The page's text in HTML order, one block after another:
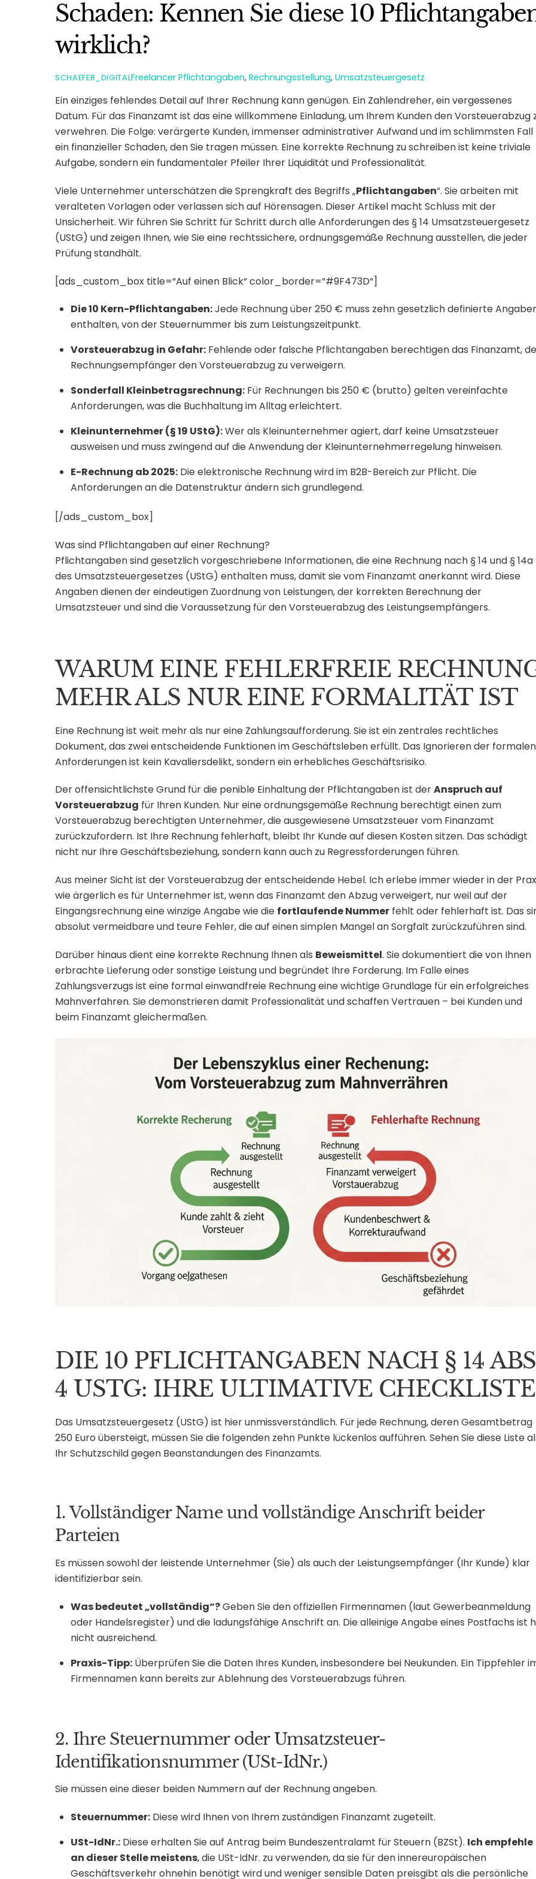
Schaden: Kennen Sie diese 10
wirklich?
SCHAEFER_DIGITALFreelancer Pflichtangaben,Rechnungsstellung,Umsatzsteuergesetz
Ein einziges fehlendes Detail auf Ihrer Rechnung kann genügen. Ein Zahlendreher, ein vergessenes
Datum. Für das Finanzamt ist das eine willkommene Einladung, um Ihrem Kunden den Vorsteuerabzug
verwehren. Die Folge: verärgerte Kunden, immenser administrativer Aufwand und im schlimmsten Fall
ein finanzieller Schaden, den Sie tragen müssen. Eine korrekte Rechnung zu schreiben ist keine triviale
Aufgabe, sondern ein fundamentaler Pfeiler Ihrer Liquidität und Professionalität.
Viele Unternehmer unterschätzen die Sprengkraft des Begriffs „Pflichtangaben“. Sie arbeiten mit
veralteten Vorlagen oder verlassen sich auf Hörensagen. Dieser Artikel macht Schluss mit der
Unsicherheit. Wir führen Sie Schritt für Schritt durch alle Anforderungen des § 14 Umsatzsteuergesetz
(UStG) und zeigen Ihnen, wie Sie eine rechtssichere, ordnungsgemäße Rechnung ausstellen, die jeder
Prüfung standhält.
[ads_custom_box title=“Auf einen Blick“ color_border=“#9F473D“]
Die 10 Kern-Pflichtangaben:Jede Rechnung über 250 € muss zehn gesetzlich definierte
enthalten, von der Steuernummer bis zum Leistungszeitpunkt.
Vorsteuerabzug in Gefahr:Fehlende oder falsche Pflichtangaben berechtigen das Finanzamt,
Rechnungsempfänger den Vorsteuerabzug zu verweigern.
Sonderfall Kleinbetragsrechnung:Für Rechnungen bis 250 € (brutto) gelten vereinfachte
Anforderungen, was die Buchhaltung im Alltag erleichtert.
Kleinunternehmer (§ 19 UStG):Wer als Kleinunternehmer agiert, darf keine Umsatzsteuer
ausweisen und muss zwingend auf die Anwendung der Kleinunternehmerregelung hinweisen.
E-Rechnung ab 2025:Die elektronische Rechnung wird im B2B-Bereich zur Pflicht. Die
Anforderungen an die Datenstruktur ändern sich grundlegend.
[/ads_custom_box]
Was sind Pflichtangaben auf einer Rechnung?
Pflichtangaben sind gesetzlich vorgeschriebene Informationen, die eine Rechnung nach § 14 und § 14a
des Umsatzsteuergesetzes (UStG) enthalten muss, damit sie vom Finanzamt anerkannt wird. Diese
Angaben dienen der eindeutigen Zuordnung von Leistungen, der korrekten Berechnung der
Umsatzsteuer und sind die Voraussetzung für den Vorsteuerabzug des Leistungsempfängers.
WARUM EINE FEHLERFREIE
MEHR ALS NUR EINE FORMALITÄT IST
Eine Rechnung ist weit mehr als nur eine Zahlungsaufforderung. Sie ist ein zentrales rechtliches
Dokument, das zwei entscheidende Funktionen im Geschäftsleben erfüllt. Das Ignorieren der formalen
Anforderungen ist kein Kavaliersdelikt, sondern ein erhebliches Geschäftsrisiko.
Der offensichtlichste Grund für die penible Einhaltung der Pflichtangaben ist derAnspruch auf
Vorsteuerabzug für Ihren Kunden. Nur eine ordnungsgemäße Rechnung berechtigt einen zum
Vorsteuerabzug berechtigten Unternehmer, die ausgewiesene Umsatzsteuer vom Finanzamt
zurückzufordern. Ist Ihre Rechnung fehlerhaft, bleibt Ihr Kunde auf diesen Kosten sitzen. Das schädigt
nicht nur Ihre Geschäftsbeziehung, sondern kann auch zu Regressforderungen führen.
Aus meiner Sicht ist der Vorsteuerabzug der entscheidende Hebel. Ich erlebe immer wieder in der
wie ärgerlich es für Unternehmer ist, wenn das Finanzamt den Abzug verweigert, nur weil auf der
Eingangsrechnung eine winzige Angabe wie die fortlaufende Nummer fehlt oder fehlerhaft ist. Das
absolut vermeidbare und teure Fehler, die auf einen simplen Mangel an Sorgfalt zurückzuführen sind.
Darüber hinaus dient eine korrekte Rechnung Ihnen als Beweismittel. Sie dokumentiert die von Ihnen
erbrachte Lieferung oder sonstige Leistung und begründet Ihre Forderung. Im Falle eines
Zahlungsverzugs ist eine formal einwandfreie Rechnung eine wichtige Grundlage für ein erfolgreiches
Mahnverfahren. Sie demonstrieren damit Professionalität und schaffen Vertrauen – bei Kunden und
beim Finanzamt gleichermaßen.
DIE 10 PFLICHTANGABEN NACH § 14
4 USTG: IHRE ULTIMATIVE CHECKLISTE
Das Umsatzsteuergesetz (UStG) ist hier unmissverständlich. Für jede Rechnung, deren Gesamtbetrag
250 Euro übersteigt, müssen Sie die folgenden zehn Punkte lückenlos aufführen. Sehen Sie diese Liste
Ihr Schutzschild gegen Beanstandungen des Finanzamts.
1. Vollständiger Name und vollständige Anschrift beider
Parteien
Es müssen sowohl der leistende Unternehmer (Sie) als auch der Leistungsempfänger (Ihr Kunde) klar
identifizierbar sein.
Was bedeutet „vollständig“?Geben Sie den offiziellen Firmennamen (laut Gewerbeanmeldung
oder Handelsregister) und die ladungsfähige Anschrift an. Die alleinige Angabe eines Postfachs ist
nicht ausreichend.
Praxis-Tipp:Überprüfen Sie die Daten Ihres Kunden, insbesondere bei Neukunden. Ein Tippfehler
Firmennamen kann bereits zur Ablehnung des Vorsteuerabzugs führen.
2. Ihre Steuernummer oder Umsatzsteuer-
Identifikationsnummer (USt-IdNr.)
Sie müssen eine dieser beiden Nummern auf der Rechnung angeben.
Steuernummer:Diese wird Ihnen von Ihrem zuständigen Finanzamt zugeteilt.
USt-IdNr.:Diese erhalten Sie auf Antrag beim Bundeszentralamt für Steuern (BZSt). Ich empfehle
an dieser Stelle meistens, die USt-IdNr. zu verwenden, da sie für den innereuropäischen
Geschäftsverkehr ohnehin benötigt wird und weniger sensible Daten preisgibt als die persönliche